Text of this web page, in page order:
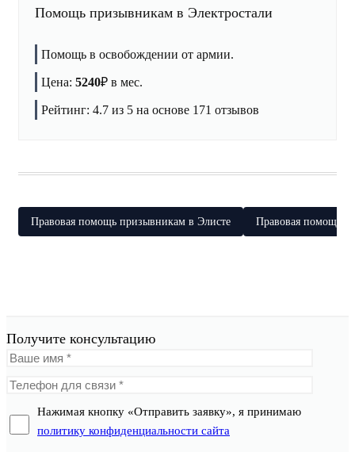
Помощь призывникам в Электростали
Помощь в освобождении от армии.
Цена: 5240₽ в мес.
Рейтинг: 4.7 из 5 на основе 171 отзывов
Правовая помощь призывникам в Элисте Правовая помощь
Получите консультацию
Нажимая кнопку «Отправить заявку», я принимаю
политику конфиденциальности сайта